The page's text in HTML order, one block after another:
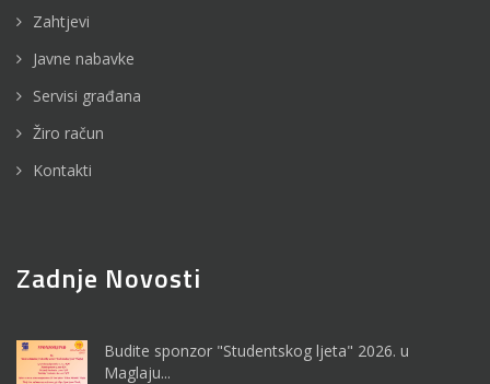
Zahtjevi
Javne nabavke
Servisi građana
Žiro račun
Kontakti
Zadnje Novosti
Budite sponzor "Studentskog ljeta" 2026. u
Maglaju...